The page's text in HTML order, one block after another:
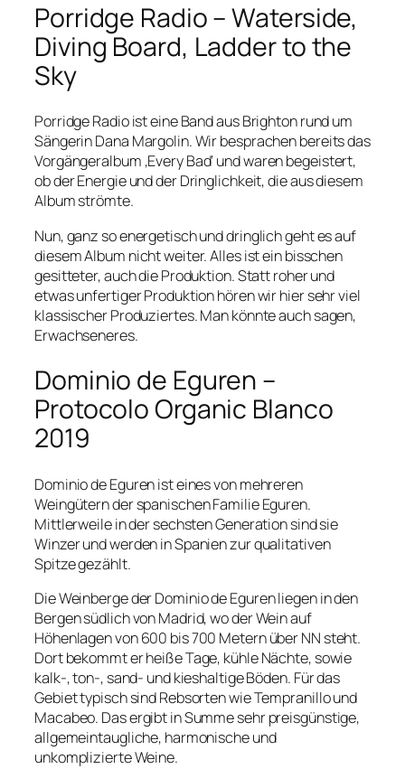
Porridge Radio – Waterside,
Diving Board, Ladder to the
Sky
Porridge Radio ist eine Band aus Brighton rund um
Sängerin Dana Margolin. Wir besprachen bereits das
Vorgängeralbum ‚Every Bad‘ und waren begeistert,
ob der Energie und der Dringlichkeit, die aus diesem
Album strömte.
Nun, ganz so energetisch und dringlich geht es auf
diesem Album nicht weiter. Alles ist ein bisschen
gesitteter, auch die Produktion. Statt roher und
etwas unfertiger Produktion hören wir hier sehr viel
klassischer Produziertes. Man könnte auch sagen,
Erwachseneres.
Dominio de Eguren –
Protocolo Organic Blanco
2019
Dominio de Eguren ist eines von mehreren
Weingütern der spanischen Familie Eguren.
Mittlerweile in der sechsten Generation sind sie
Winzer und werden in Spanien zur qualitativen
Spitze gezählt.
Die Weinberge der Dominio de Eguren liegen in den
Bergen südlich von Madrid, wo der Wein auf
Höhenlagen von 600 bis 700 Metern über NN steht.
Dort bekommt er heiße Tage, kühle Nächte, sowie
kalk-, ton-, sand- und kieshaltige Böden. Für das
Gebiet typisch sind Rebsorten wie Tempranillo und
Macabeo. Das ergibt in Summe sehr preisgünstige,
allgemeintaugliche, harmonische und
unkomplizierte Weine.